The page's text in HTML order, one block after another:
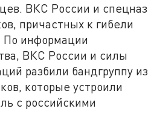
ВКС России и спецназ
причастных к гибели
По информации
ВКС России и силы
разбили бандгруппу из
которые устроили
с российскими